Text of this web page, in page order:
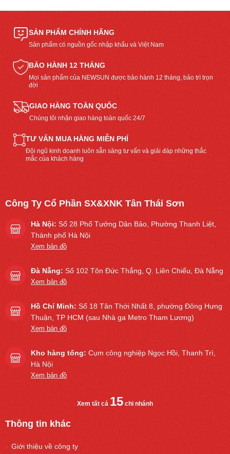
SẢN PHẨM CHÍNH HÃNG
Sản phẩm có nguồn gốc nhập khẩu và Việt Nam
BẢO HÀNH 12 THÁNG
Mọi sản phẩm của NEWSUN được bảo hành 12 tháng, bảo trì trọn
đời
GIAO HÀNG TOÀN QUỐC
Chúng tôi nhận giao hàng toàn quốc 24/7
TƯ VẤN MUA HÀNG MIỄN PHÍ
Đội ngũ kinh doanh luôn sẵn sàng tư vấn và giải đáp những thắc
mắc của khách hàng
Công Ty Cổ Phần SX&XNK Tân Thái Sơn
Hà Nội: Số 28 Phố Tưởng Dân Bảo, Phường Thanh Liệt,
Thành phố Hà Nội
Xem bản đồ
Đà Nẵng: Số 102 Tôn Đức Thắng, Q. Liên Chiểu, Đà Nẵng
Xem bản đồ
Hồ Chí Minh: Số 18 Tân Thới Nhất 8, phường Đông Hưng
Thuận, TP HCM (sau Nhà ga Metro Tham Lương)
Xem bản đồ
Kho hàng tổng: Cụm công nghiệp Ngọc Hồi, Thanh Trì,
Hà Nội
Xem bản đồ
Xem tất cả 15 chi nhánh
Thông tin khác
Giới thiệu về công ty